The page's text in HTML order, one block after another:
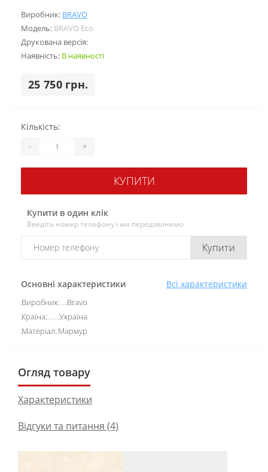
Виробник: BRAVO
Модель: BRAVO Eco
Друкована версія:
Наявність: В наявності
25 750 грн.
Основні характеристики Всі характеристики
Виробник:
Bravo
Країна:
Україна
Матеріал:Мармур
Кількість:
- +
КУПИТИ
Купити в один клік
Введіть номер телефону і ми передзвонимо
Купити
Огляд товару
Характеристики
Відгуки та питання (4)